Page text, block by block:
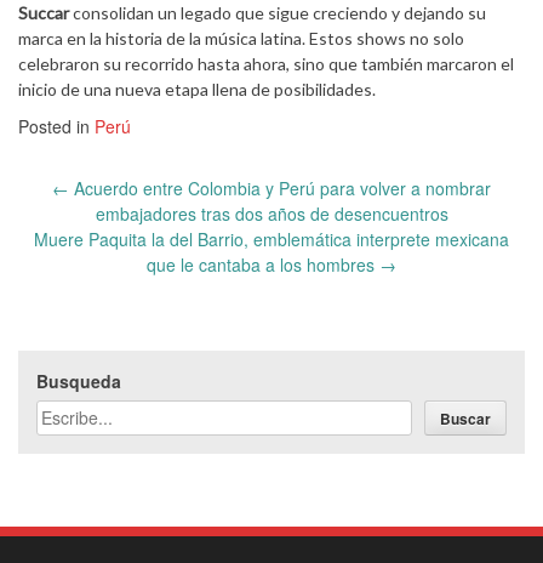
Succarconsolidan un legado que sigue creciendo y dejando su
marca en la historia de la música latina. Estos shows no solo
celebraron su recorrido hasta ahora, sino que también marcaron el
inicio de una nueva etapa llena de posibilidades.
Posted in Perú
Post
navigation
← Acuerdo entre Colombia y Perú para volver a nombrar
embajadores tras dos años de desencuentros
Muere Paquita la del Barrio, emblemática interprete mexicana
que le cantaba a los hombres →
Busqueda
Buscar